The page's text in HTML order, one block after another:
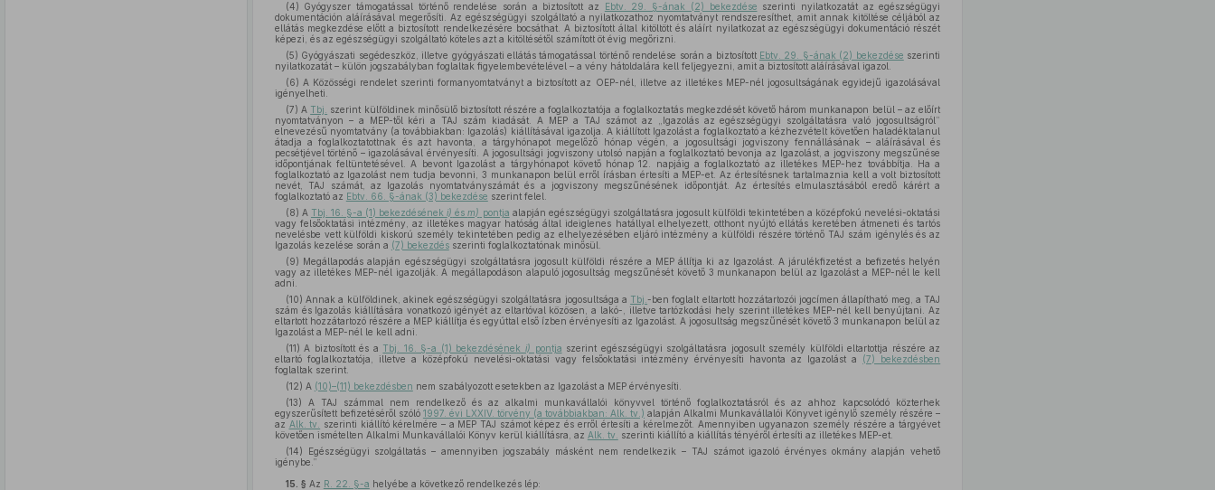
(4) Gyógyszer támogatással történő rendelése során a biztosított az Ebtv. 29. §-ának (2) bekezdése szerinti nyilatkozatát az egészségügyi
dokumentáción aláírásával megerősíti. Az egészségügyi szolgáltató a nyilatkozathoz nyomtatványt rendszeresíthet, amit annak kitöltése céljából az
ellátás megkezdése előtt a biztosított rendelkezésére bocsáthat. A biztosított által kitöltött és aláírt nyilatkozat az egészségügyi dokumentáció részét
képezi, és az egészségügyi szolgáltató köteles azt a kitöltésétől számított öt évig megőrizni.
(5) Gyógyászati segédeszköz, illetve gyógyászati ellátás támogatással történő rendelése során a biztosított Ebtv. 29. §-ának (2) bekezdése szerinti
nyilatkozatát – külön jogszabályban foglaltak figyelembevételével – a vény hátoldalára kell feljegyezni, amit a biztosított aláírásával igazol.
(6) A Közösségi rendelet szerinti formanyomtatványt a biztosított az OEP-nél, illetve az illetékes MEP-nél jogosultságának egyidejű igazolásával
igényelheti.
(7) A Tbj.
szerint külföldinek minősülő biztosított részére a foglalkoztatója a foglalkoztatás megkezdését követő három munkanapon belül – az előírt
nyomtatványon – a MEP-től kéri a TAJ szám kiadását. A MEP a TAJ számot az „Igazolás az egészségügyi szolgáltatásra való jogosultságról”
elnevezésű nyomtatvány (a továbbiakban: Igazolás) kiállításával igazolja. A kiállított Igazolást a foglalkoztató a kézhezvételt követően haladéktalanul
átadja a foglalkoztatottnak és azt havonta, a tárgyhónapot megelőző hónap végén, a jogosultsági jogviszony fennállásának – aláírásával és
pecsétjével történő – igazolásával érvényesíti. A jogosultsági jogviszony utolsó napján a foglalkoztató bevonja az Igazolást, a jogviszony megszűnése
időpontjának feltüntetésével. A bevont Igazolást a tárgyhónapot követő hónap 12. napjáig a foglalkoztató az illetékes MEP-hez továbbítja. Ha a
foglalkoztató az Igazolást nem tudja bevonni, 3 munkanapon belül erről írásban értesíti a MEP-et. Az értesítésnek tartalmaznia kell a volt biztosított
nevét, TAJ számát, az Igazolás nyomtatványszámát és a jogviszony megszűnésének időpontját. Az értesítés elmulasztásából eredő kárért a
foglalkoztató az Ebtv. 66. §-ának (3) bekezdése szerint felel.
(8) A Tbj. 16. §-a (1) bekezdéséneki) ésm) pontja alapján egészségügyi szolgáltatásra jogosult külföldi tekintetében a középfokú nevelési-oktatási
vagy felsőoktatási intézmény, az illetékes magyar hatóság által ideiglenes hatállyal elhelyezett, otthont nyújtó ellátás keretében átmeneti és tartós
nevelésbe vett külföldi kiskorú személy tekintetében pedig az elhelyezésében eljáró intézmény a külföldi részére történő TAJ szám igénylés és az
Igazolás kezelése során a (7) bekezdésszerinti foglalkoztatónak minősül.
(9) Megállapodás alapján egészségügyi szolgáltatásra jogosult külföldi részére a MEP állítja ki az Igazolást. A járulékfizetést a befizetés helyén
vagy az illetékes MEP-nél igazolják. A megállapodáson alapuló jogosultság megszűnését követő 3 munkanapon belül az Igazolást a MEP-nél le kell
adni.
(10) Annak a külföldinek, akinek egészségügyi szolgáltatásra jogosultsága a Tbj.-ben foglalt eltartott hozzátartozói jogcímen állapítható meg, a TAJ
szám és Igazolás kiállítására vonatkozó igényét az eltartóval közösen, a lakó-, illetve tartózkodási hely szerint illetékes MEP-nél kell benyújtani. Az
eltartott hozzátartozó részére a MEP kiállítja és egyúttal első ízben érvényesíti az Igazolást. A jogosultság megszűnését követő 3 munkanapon belül az
Igazolást a MEP-nél le kell adni.
(11) A biztosított és a Tbj. 16. §-a (1) bekezdéséneki) pontja szerint egészségügyi szolgáltatásra jogosult személy külföldi eltartottja részére az
eltartó foglalkoztatója, illetve a középfokú nevelési-oktatási vagy felsőoktatási intézmény érvényesíti havonta az Igazolást a (7) bekezdésben
foglaltak szerint.
(12) A (10)–(11) bekezdésben nem szabályozott esetekben az Igazolást a MEP érvényesíti.
(13) A TAJ számmal nem rendelkező és az alkalmi munkavállalói könyvvel történő foglalkoztatásról és az ahhoz kapcsolódó közterhek
egyszerűsített befizetéséről szóló 1997. évi LXXIV. törvény (a továbbiakban: Alk. tv.) alapján Alkalmi Munkavállalói Könyvet igénylő személy részére –
az Alk. tv.
szerinti kiállító kérelmére – a MEP TAJ számot képez és erről értesíti a kérelmezőt. Amennyiben ugyanazon személy részére a tárgyévet
követően ismételten Alkalmi Munkavállalói Könyv kerül kiállításra, az Alk. tv.
szerinti kiállító a kiállítás tényéről értesíti az illetékes MEP-et.
(14) Egészségügyi szolgáltatás – amennyiben jogszabály másként nem rendelkezik – TAJ számot igazoló érvényes okmány alapján vehető
igénybe.”
15. § Az R. 22. §-a helyébe a következő rendelkezés lép: